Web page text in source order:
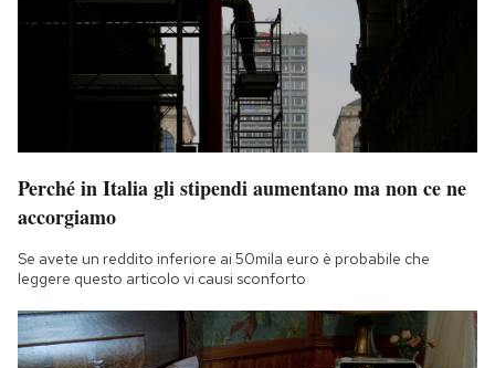
Perché in Italia gli stipendi aumentano ma non ce ne
accorgiamo
Se avete un reddito inferiore ai 50mila euro è probabile che
leggere questo articolo vi causi sconforto